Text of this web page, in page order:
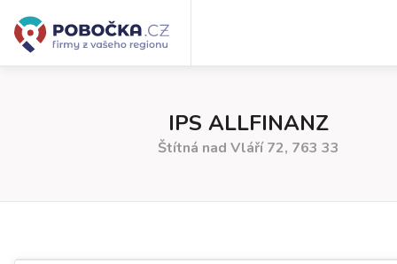
IPS ALLFINANZ
Štítná nad Vláří 72, 763 33